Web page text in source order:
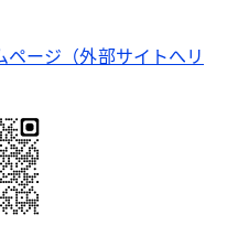
ージ（外部サイトへリ